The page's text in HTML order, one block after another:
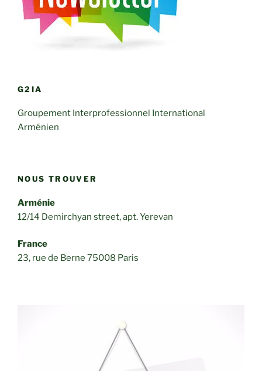
G2IA
Groupement Interprofessionnel International
Arménien
NOUS TROUVER
Arménie
12/14 Demirchyan street, apt. Yerevan
France
23, rue de Berne 75008 Paris